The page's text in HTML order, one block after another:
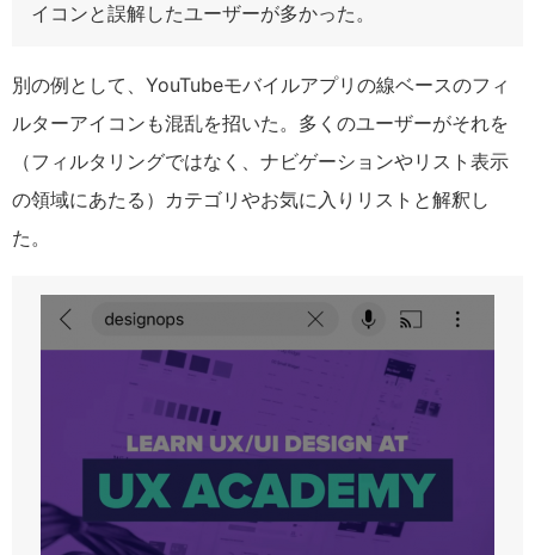
イコンと誤解したユーザーが多かった。
別の例として、YouTubeモバイルアプリの線ベースのフィ
ルターアイコンも混乱を招いた。多くのユーザーがそれを
（フィルタリングではなく、ナビゲーションやリスト表示
の領域にあたる）カテゴリやお気に入りリストと解釈し
た。